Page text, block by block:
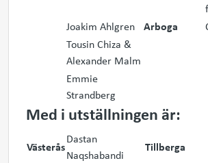
Joakim Ahlgren Arboga
Tousin Chiza &
Alexander Malm
Emmie
Strandberg
Med i utställningen är:
Västerås
Dastan
Naqshabandi
Tillberga